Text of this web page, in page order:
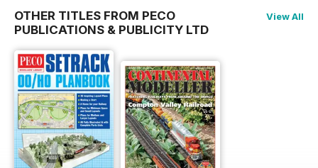
OTHER TITLES FROM PECO
PUBLICATIONS & PUBLICITY LTD
View All